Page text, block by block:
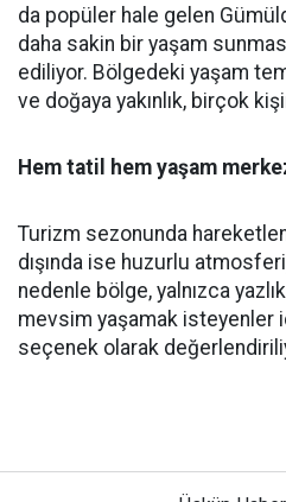
da popüler hale gelen
daha sakin bir yaşam
ediliyor. Bölgedeki yaşam
ve doğaya yakınlık, birçok
Hem tatil hem yaşam
Turizm sezonunda
dışında ise huzurlu
nedenle bölge, yalnızca
mevsim yaşamak isteyenler
seçenek olarak